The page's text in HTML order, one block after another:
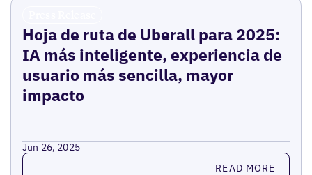
Hoja de ruta de Uberall para 2025:
IA más inteligente, experiencia de
usuario más sencilla, mayor
impacto
Jun 26, 2025
Read more READ MORE